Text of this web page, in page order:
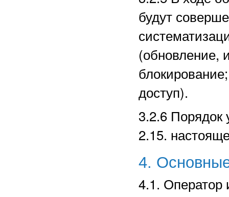
будут
(обновление,
доступ).
3.2.6 Порядок
2.15.
4.
4.1. Оператор